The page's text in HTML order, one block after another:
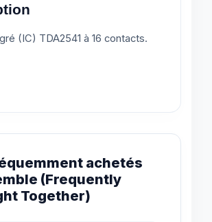
(IC) TDA2541 à 16 contacts.
achetés
(Frequently
Together)